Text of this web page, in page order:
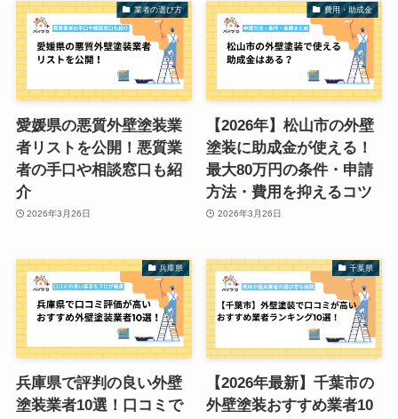
業者の選び方
愛媛県の悪質外壁塗装業
者リストを公開！悪質業
者の手口や相談窓口も紹
介
2026年3月26日
費用・助成金
【2026年】松山市の外壁
塗装に助成金が使える！
最大80万円の条件・申請
方法・費用を抑えるコツ
2026年3月26日
兵庫県
兵庫県で評判の良い外壁
塗装業者10選！口コミで
千葉県
【2026年最新】千葉市の
外壁塗装おすすめ業者10